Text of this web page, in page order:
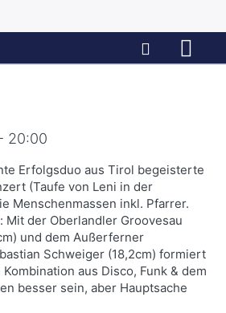
20:00
Erfolgsduo aus Tirol begeisterte
(Taufe von Leni in der
Menschenmassen inkl. Pfarrer.
der Oberlandler Groovesau
und dem Außerferner
Schweiger (18,2cm) formiert
aus Disco, Funk & dem
besser sein, aber Hauptsache